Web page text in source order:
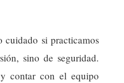
cuidado si practicamos
sino de seguridad.
contar con el equipo